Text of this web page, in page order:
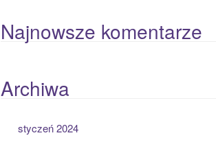
Najnowsze komentarze
Archiwa
styczeń 2024